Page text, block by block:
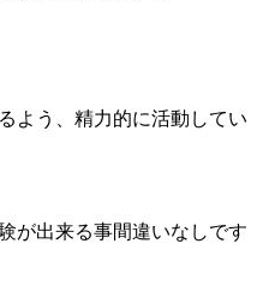
よう、精力的に活動してい
が出来る事間違いなしです